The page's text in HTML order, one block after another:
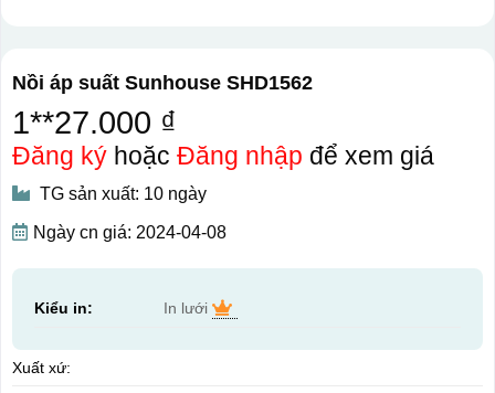
Nồi áp suất Sunhouse SHD1562
1**27.000 ₫
Đăng kýhoặc Đăng nhập để xem giá
TG sản xuất: 10 ngày
Ngày cn giá: 2024-04-08
Kiểu in: In lưới
Xuất xứ: